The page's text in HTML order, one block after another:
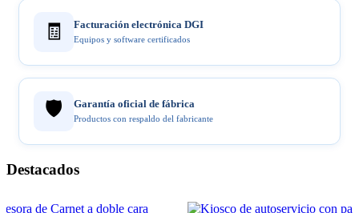
🧾 Facturación electrónica DGI
Equipos y software certificados
🛡️ Garantía oficial de fábrica
Productos con respaldo del fabricante
Destacados